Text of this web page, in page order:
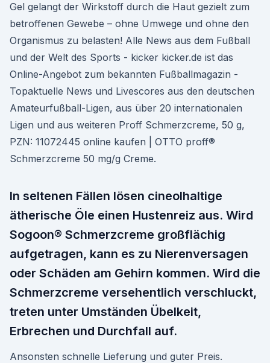
Gel gelangt der Wirkstoff durch die Haut gezielt zum
betroffenen Gewebe – ohne Umwege und ohne den
Organismus zu belasten! Alle News aus dem Fußball
und der Welt des Sports - kicker kicker.de ist das
Online-Angebot zum bekannten Fußballmagazin -
Topaktuelle News und Livescores aus den deutschen
Amateurfußball-Ligen, aus über 20 internationalen
Ligen und aus weiteren Proff Schmerzcreme, 50 g,
PZN: 11072445 online kaufen | OTTO proff®
Schmerzcreme 50 mg/g Creme.
In seltenen Fällen lösen cineolhaltige
ätherische Öle einen Hustenreiz aus. Wird
Sogoon® Schmerzcreme großflächig
aufgetragen, kann es zu Nierenversagen
oder Schäden am Gehirn kommen. Wird die
Schmerzcreme versehentlich verschluckt,
treten unter Umständen Übelkeit,
Erbrechen und Durchfall auf.
Ansonsten schnelle Lieferung und guter Preis.